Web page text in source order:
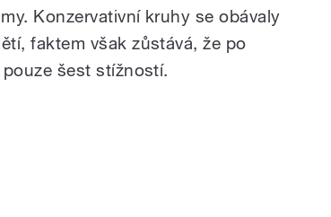
Konzervativní kruhy se obávaly
faktem však zůstává, že po
šest stížností.